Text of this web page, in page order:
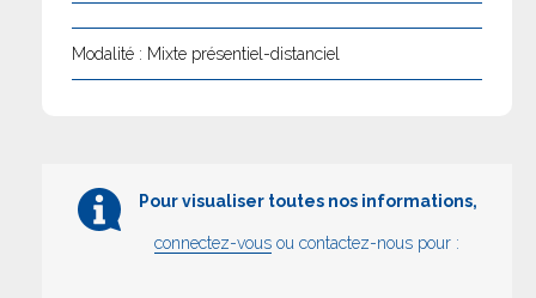
Modalité : Mixte présentiel-distanciel
Pour visualiser toutes nos informations,
connectez-vous ou contactez-nous pour :